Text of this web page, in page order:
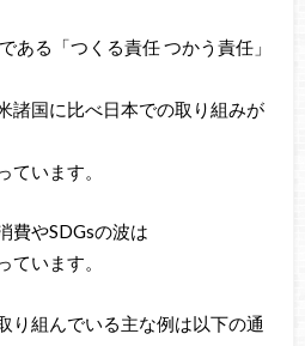
ある「つくる責任 つかう責任」
諸国に比べ日本での取り組みが
ています。
費やSDGsの波は
ています。
り組んでいる主な例は以下の通